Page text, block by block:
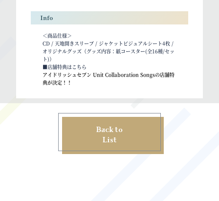
Info
＜商品仕様＞
CD / 天地開きスリーブ / ジャケットビジュアルシート4枚 /
オリジナルグッズ（グッズ内容：紙コースター(全16種/セッ
ト)）
■店舗特典はこちら
アイドリッシュセブン Unit Collaboration Songsの店舗特
典が決定！！
Back to
List